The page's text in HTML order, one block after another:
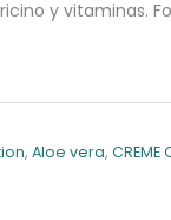
y vitaminas.
, Aloe vera, CREME